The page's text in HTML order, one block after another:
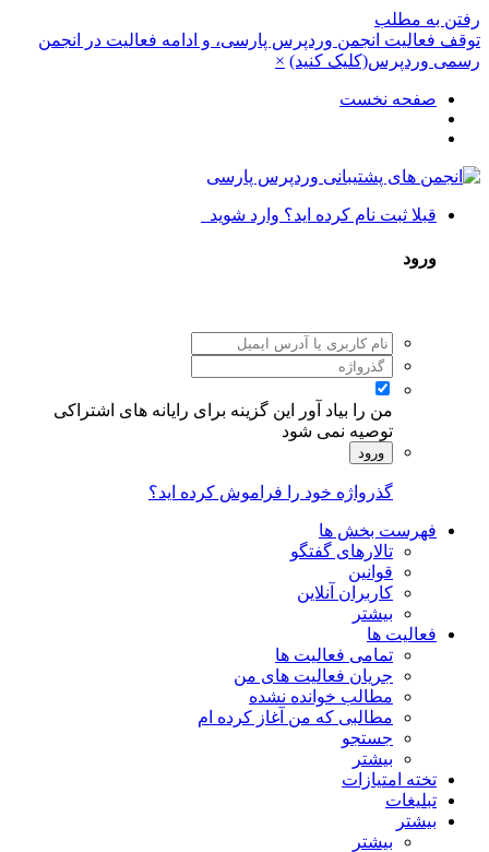
رفتن به مطلب
توقف فعالیت انجمن وردپرس پارسی، و ادامه فعالیت در انجمن
رسمی وردپرس(کلیک کنید) ×
صفحه نخست
قبلا ثبت نام کرده اید؟ وارد شوید
ورود
من را بیاد آور
این گزینه برای رایانه های اشتراکی
توصیه نمی شود
ورود
گذرواژه خود را فراموش کرده اید؟
فهرست بخش ها
تالارهای گفتگو
قوانین
کاربران آنلاین
بیشتر
فعالیت ها
تمامی فعالیت ها
جریان فعالیت های من
مطالب خوانده نشده
مطالبی که من آغاز کرده ام
جستجو
بیشتر
تخته امتیازات
تبلیغات
بیشتر
بیشتر